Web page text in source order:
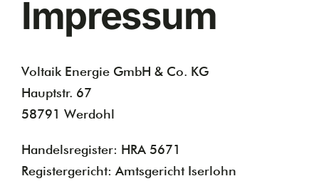
Impressum
Voltaik Energie GmbH & Co. KG
Hauptstr. 67
58791 Werdohl
Handelsregister: HRA 5671
Registergericht: Amtsgericht Iserlohn